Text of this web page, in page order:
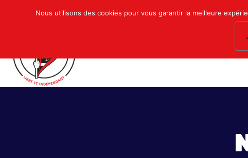
NOS
Nous utilisons des cookies pour vous garantir la meilleure